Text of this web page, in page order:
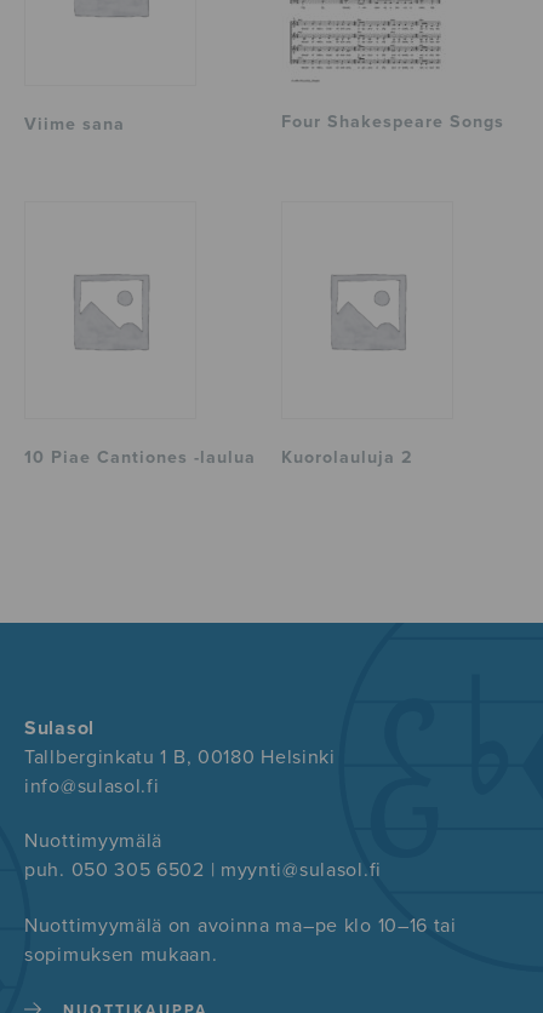
Viime sana Four Shakespeare Songs
10 Piae Cantiones -laulua Kuorolauluja 2
Sulasol
Tallberginkatu 1 B, 00180 Helsinki
info@sulasol.fi
Nuottimyymälä
puh. 050 305 6502 | myynti@sulasol.fi
Nuottimyymälä on avoinna ma–pe klo 10–16 tai
sopimuksen mukaan.